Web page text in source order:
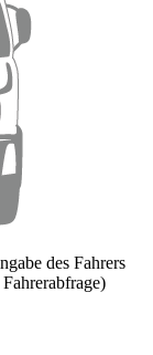
des Fahrers